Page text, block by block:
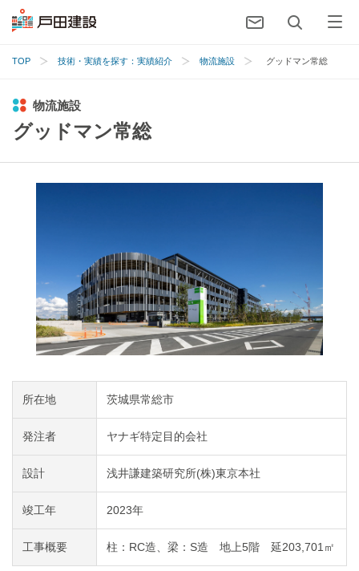
TOP 技術・実績を探す：実績紹介 物流施設 グッドマン常総
物流施設
グッドマン常総
所在地 茨城県常総市
発注者 ヤナギ特定目的会社
設計 浅井謙建築研究所(株)東京本社
竣工年 2023年
工事概要 柱：RC造、梁：S造 地上5階 延203,701㎡